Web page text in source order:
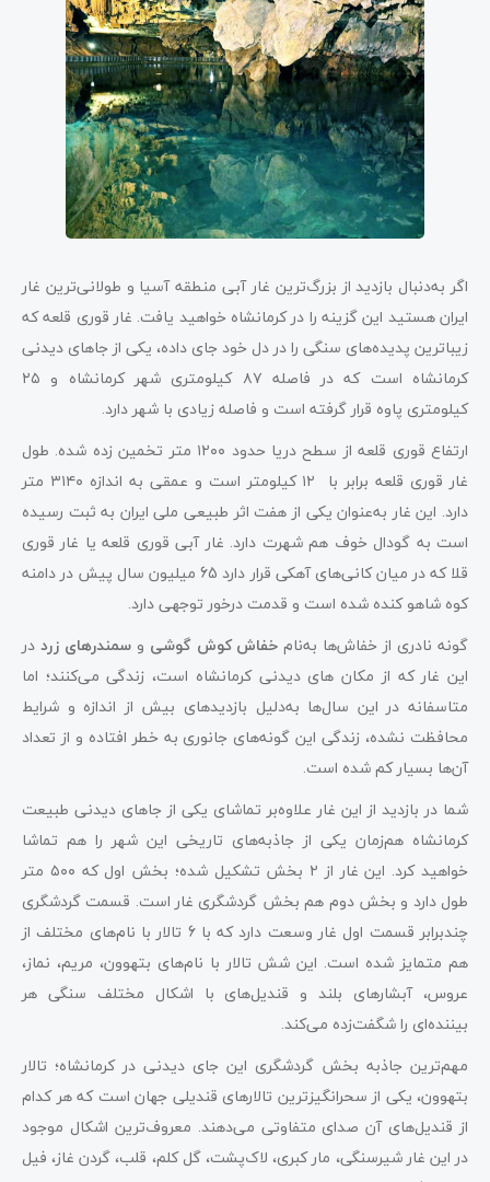
اگر به‌دنبال بازدید از بزرگ‌ترین غار آبی منطقه آسیا و طولانی‌ترین غار
ایران هستید این گزینه را در کرمانشاه خواهید یافت. غار قوری قلعه که
زیباترین پدیده‌های سنگی را در دل خود جای داده، یکی از جاهای دیدنی
کرمانشاه است که در فاصله ۸۷ کیلومتری شهر کرمانشاه و ۲۵
کیلومتری پاوه قرار گرفته است و فاصله زیادی با شهر دارد.
ارتفاع قوری قلعه از سطح دریا حدود ۱۲۰۰ متر تخمین زده شده. طول
غار قوری قلعه برابر با ۱۲ کیلومتر است و عمقی به اندازه ۳۱۴۰ متر
دارد. این غار به‌عنوان یکی از هفت اثر طبیعی ملی ایران به ثبت رسیده
است به گودال خوف هم شهرت دارد. غار آبی قوری قلعه‌ یا غار قوری
قلا‌ که در میان کانی‌های آهکی قرار دارد 65 میلیون سال پیش در دامنه
کوه شاهو کنده شده است و قدمت درخور توجهی دارد.
گونه نادری از خفاش‌ها به‌نام خفاش کوش گوشی وسمندرهای زرد در
این غار که از مکان های دیدنی کرمانشاه است، زندگی می‌کنند؛ اما
متاسفانه در این سال‌ها به‌دلیل بازدیدهای بیش از اندازه و شرایط
محافظت نشده، زندگی این گونه‌های جانوری به خطر افتاده و از تعداد
آن‌ها بسیار کم شده است.
شما در بازدید از این غار علاوه‌بر‌ تماشای یکی از جا‌های دیدنی طبیعت
کرمانشاه هم‌زمان یکی از جاذبه‌های تاریخی این شهر را هم تماشا
خواهید کرد. این غار از ۲ بخش تشکیل شده؛ بخش اول که ۵۰۰ متر
طول دارد و بخش دوم هم بخش گردشگری غار است. قسمت گردشگری
چندبرابر قسمت اول غار وسعت دارد که با 6 تالار با نام‌های مختلف از
هم متمایز شده است. این شش تالار با نام‌های بتهوون، مریم، نماز،
عروس، آبشارهای بلند و قندیل‌های با اشکال مختلف سنگی هر
بیننده‌ای را شگفت‌زده می‌کند.
مهم‌ترین جاذبه بخش گردشگری این جای دیدنی در کرمانشاه؛ تالار
بتهوون، یکی از سحرانگیزترین تالارهای قندیلی جهان است که هر کدام
از قندیل‌های آن صدای متفاوتی می‌دهند. معروف‌ترین اشکال موجود
در این غار شیرسنگی، مار کبری، لاک‌پشت، گل کلم، قلب، گردن غاز، فیل